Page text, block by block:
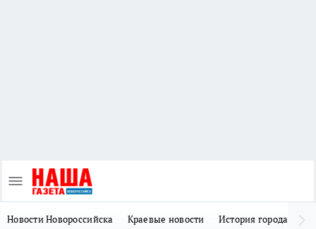
Новости Новороссийска Краевые новости История города Н